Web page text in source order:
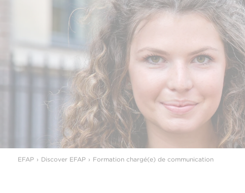
EFAP Discover EFAP Formation chargé(e) de communication